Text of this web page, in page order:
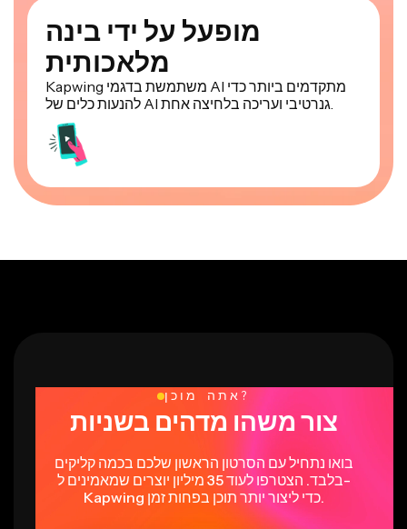
מופעל על ידי בינה
מלאכותית
Kapwing משתמשת בדגמי AI מתקדמים ביותר כדי
אתה מוכן?
צור משהו מדהים בשניות
בואו נתחיל עם הסרטון הראשון שלכם בכמה קליקים
בלבד. הצטרפו לעוד 35 מיליון יוצרים שמאמינים ל-
Kapwing כדי ליצור יותר תוכן בפחות זמן.